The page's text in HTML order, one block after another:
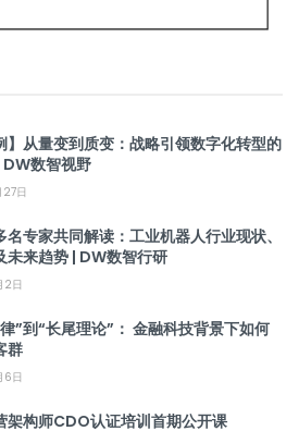
】从量变到质变：战略引领数字化转型的
数智视野
日
名专家共同解读：工业机器人行业现状、
未来趋势 | DW数智行研
日
”到“长尾理论”： 金融科技背景下如何
群
日
架构师CDO认证培训首期公开课